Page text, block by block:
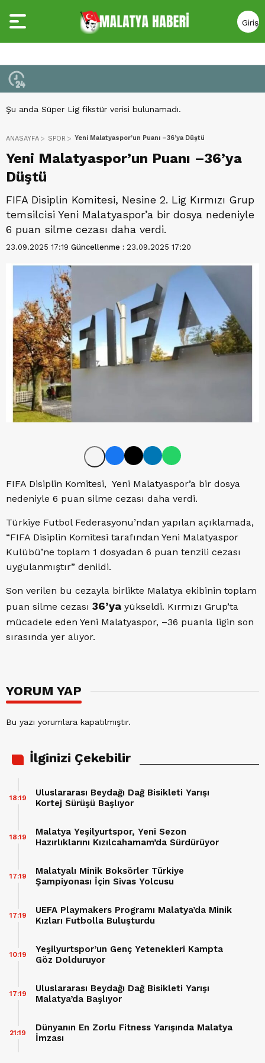
Giriş
Yap
Şu anda Süper Lig fikstür verisi bulunamadı.
ANASAYFA SPOR Yeni Malatyaspor’un Puanı –36’ya Düştü
Yeni Malatyaspor’un Puanı –36’ya
Düştü
FIFA Disiplin Komitesi, Nesine 2. Lig Kırmızı Grup
temsilcisi Yeni Malatyaspor’a bir dosya nedeniyle
6 puan silme cezası daha verdi.
23.09.2025 17:19 Güncellenme : 23.09.2025 17:20
FIFA Disiplin Komitesi, Yeni Malatyaspor’a bir dosya
nedeniyle 6 puan silme cezası daha verdi.
Türkiye Futbol Federasyonu’ndan yapılan açıklamada,
“FIFA Disiplin Komitesi tarafından Yeni Malatyaspor
Kulübü’ne toplam 1 dosyadan 6 puan tenzili cezası
uygulanmıştır” denildi.
Son verilen bu cezayla birlikte Malatya ekibinin toplam
puan silme cezası 36’ya yükseldi. Kırmızı Grup’ta
mücadele eden Yeni Malatyaspor, –36 puanla ligin son
sırasında yer alıyor.
YORUM YAP
Bu yazı yorumlara kapatılmıştır.
İlginizi Çekebilir
Uluslararası Beydağı Dağ Bisikleti Yarışı
Kortej Sürüşü Başlıyor
18:19
Malatya Yeşilyurtspor, Yeni Sezon
Hazırlıklarını Kızılcahamam’da Sürdürüyor
18:19
Malatyalı Minik Boksörler Türkiye
Şampiyonası İçin Sivas Yolcusu
17:19
UEFA Playmakers Programı Malatya’da Minik
Kızları Futbolla Buluşturdu
17:19
Yeşilyurtspor’un Genç Yetenekleri Kampta
Göz Dolduruyor
10:19
Uluslararası Beydağı Dağ Bisikleti Yarışı
Malatya’da Başlıyor
17:19
Dünyanın En Zorlu Fitness Yarışında Malatya
İmzası
21:19